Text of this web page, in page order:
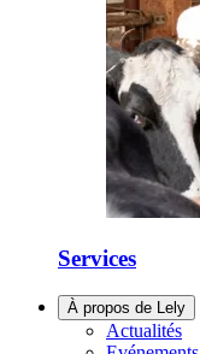
Services
À propos de Lely
Actualités